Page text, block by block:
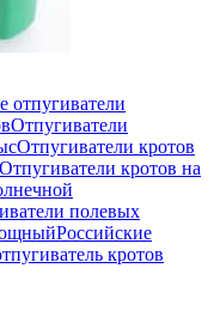
отпугиватели
Отпугиватели
Отпугиватели кротов
Отпугиватели кротов на
полевых
Российские
кротов